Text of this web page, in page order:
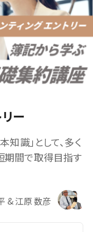
ー
知識」として、多く
期間で取得目指す
& 江原 数彦